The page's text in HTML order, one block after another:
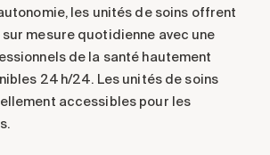
les unités de soins offrent
mesure quotidienne avec une
de la santé hautement
24 h/24. Les unités de soins
accessibles pour les